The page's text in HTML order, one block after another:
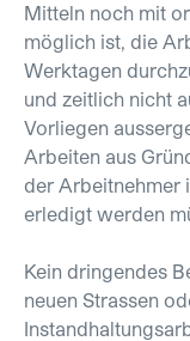
Mitteln noch mit
möglich ist, die
Werktagen
und zeitlich nicht
Vorliegen
Arbeiten aus
der Arbeitnehmer
erledigt werden
Kein dringendes
neuen Strassen